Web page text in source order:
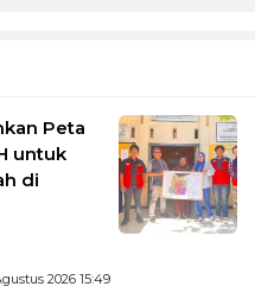
Peta
untuk
di
2026 15:49